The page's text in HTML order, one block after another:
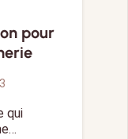
pour
qui